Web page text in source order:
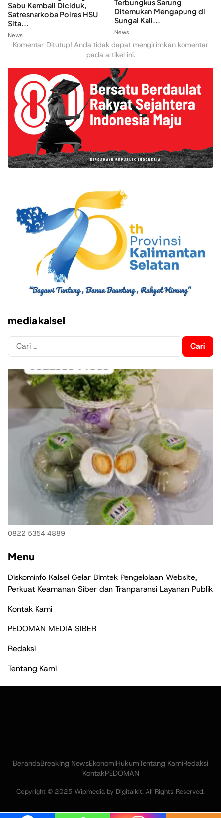
Sabu Kembali Diciduk,
Satresnarkoba Polres HSU
Sita...
News
Terbungkus Sarung
Ditemukan Mengapung di
Sungai Kali...
News
Komentar Ditutup! Anda tidak dapat mengirimkan komentar
pada artikel ini.
media kalsel
Cari
untuk:
0822 5354 4889
Menu
Diskominfo Kalsel Gelar Bimtek Pengelolaan Website,
Perkuat Keamanan Siber dan Tranparansi Layanan Publik
Kontak Kami
PEDOMAN MEDIA SIBER
Redaksi
Tentang Kami
BerandaBreaking NewsEkonomiHukumTentang KamiRedaksi
KontakPEDOMAN
Copyright © 2025 Wipmedia by Digitalkit. All Rights Reserved.